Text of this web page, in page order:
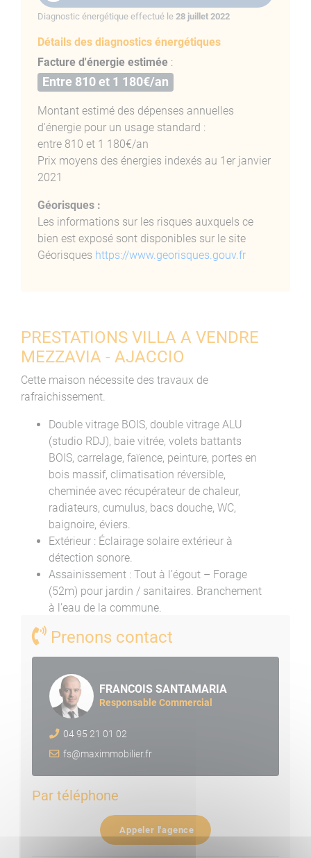
Diagnostic énergétique effectué le 28 juillet 2022
Détails des diagnostics énergétiques
Facture d'énergie estimée :
Entre 810 et 1 180€/an
Montant estimé des dépenses annuelles
d'énergie pour un usage standard :
entre 810 et 1 180€/an
Prix moyens des énergies indexés au 1er janvier
2021
Géorisques :
Les informations sur les risques auxquels ce
bien est exposé sont disponibles sur le site
Géorisques https://www.georisques.gouv.fr
PRESTATIONS VILLA A VENDRE
MEZZAVIA - AJACCIO
Cette maison nécessite des travaux de
rafraichissement.
Double vitrage BOIS, double vitrage ALU
(studio RDJ), baie vitrée, volets battants
BOIS, carrelage, faïence, peinture, portes en
bois massif, climatisation réversible,
cheminée avec récupérateur de chaleur,
radiateurs, cumulus, bacs douche, WC,
baignoire, éviers.
Extérieur : Éclairage solaire extérieur à
détection sonore.
Assainissement : Tout à l’égout – Forage
(52m) pour jardin / sanitaires. Branchement
à l’eau de la commune.
Cuisine Studio RDJ : Éléments hauts et bas,
lave-linge, lave-vaisselle, hotte, micro-ondes,
four électrique.
Cuisine R+1 : Éléments hauts et bas,
chaudière GAZ (à remplacer), four électrique,
COMPOSITION VILLA A VENDRE
CORSE DU SUD
Prenons contact
FRANCOIS SANTAMARIA
Responsable Commercial
04 95 21 01 02
fs@maximmobilier.fr
Par téléphone
Appeler l'agence